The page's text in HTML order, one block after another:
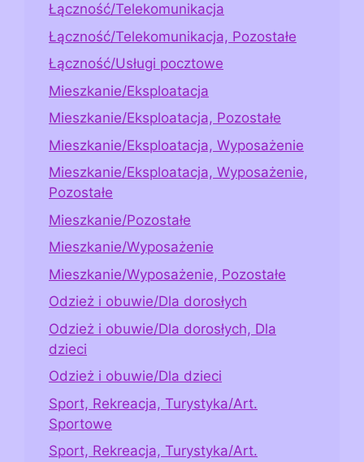
Łączność/Telekomunikacja
Łączność/Telekomunikacja, Pozostałe
Łączność/Usługi pocztowe
Mieszkanie/Eksploatacja
Mieszkanie/Eksploatacja, Pozostałe
Mieszkanie/Eksploatacja, Wyposażenie
Mieszkanie/Eksploatacja, Wyposażenie,
Pozostałe
Mieszkanie/Pozostałe
Mieszkanie/Wyposażenie
Mieszkanie/Wyposażenie, Pozostałe
Odzież i obuwie/Dla dorosłych
Odzież i obuwie/Dla dorosłych, Dla
dzieci
Odzież i obuwie/Dla dzieci
Sport, Rekreacja, Turystyka/Art.
Sportowe
Sport, Rekreacja, Turystyka/Art.